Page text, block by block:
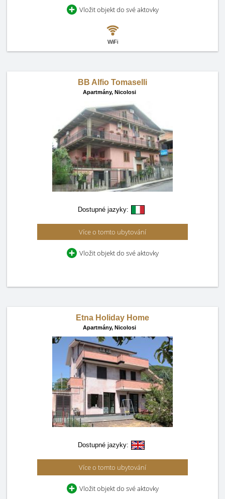
Vložit objekt do své aktovky
WiFi
BB Alfio Tomaselli
Apartmány, Nicolosi
Dostupné jazyky:
Více o tomto ubytování
Vložit objekt do své aktovky
Etna Holiday Home
Apartmány, Nicolosi
Dostupné jazyky:
Více o tomto ubytování
Vložit objekt do své aktovky